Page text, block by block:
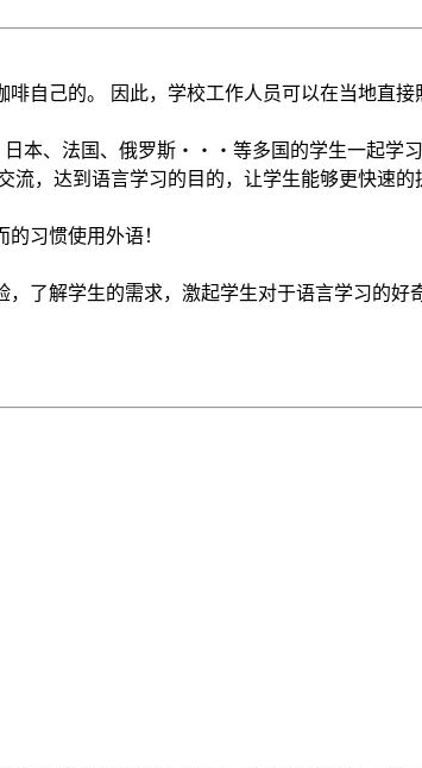
自己的。 因此，学校工作人员可以在当地直
日本、法国、俄罗斯‧‧‧等多国的学生一起学
，达到语言学习的目的，让学生能够更快速的
习惯使用外语！
了解学生的需求，激起学生对于语言学习的